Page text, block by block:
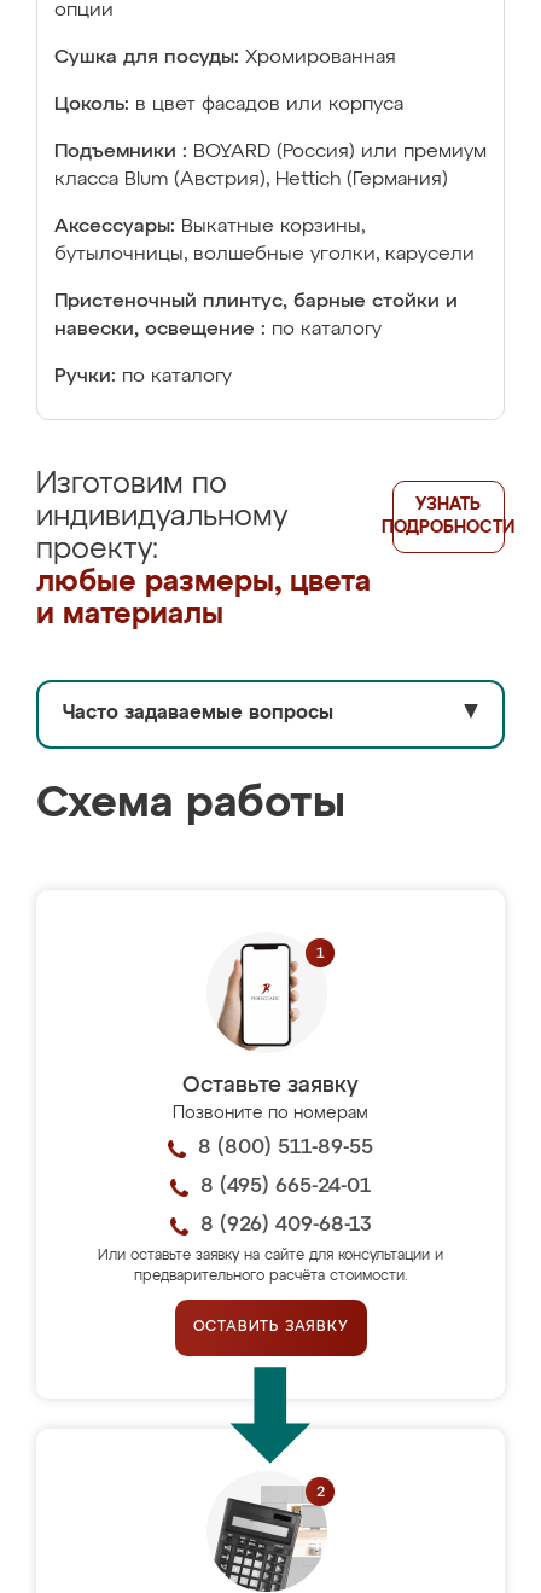
опции
Сушка для посуды: Хромированная
Цоколь: в цвет фасадов или корпуса
Подъемники : BOYARD (Россия) или премиум
класса Blum (Австрия), Hettich (Германия)
Аксессуары: Выкатные корзины,
бутылочницы, волшебные уголки, карусели
Пристеночный плинтус, барные стойки и
навески, освещение : по каталогу
Ручки: по каталогу
Изготовим по
индивидуальному
проекту:
любые размеры, цвета
и материалы
УЗНАТЬ
ПОДРОБНОСТИ
Часто задаваемые вопросы ▼
Схема работы
Оставьте заявку
Позвоните по номерам
8 (800) 511-89-55
8 (495) 665-24-01
8 (926) 409-68-13
Или оставьте заявку на сайте для консультации и
предварительного расчёта стоимости.
ОСТАВИТЬ ЗАЯВКУ